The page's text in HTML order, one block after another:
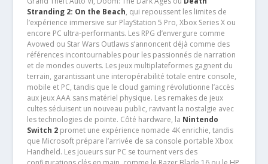
Stranding 2: On the Beach, qui repoussent les limites de
l’expérience immersive sur PlayStation 5 Pro, Xbox Series X ou
encore PC ultra-performants. Les RPG d’envergure comme
Avowed ou Star Wars Outlaws s’annoncent déjà comme des
références incontournables pour les passionnés de narration
et de mondes ouverts. Les jeux multiplateformes gagnent du
terrain, garantissant une interopérabilité totale entre console,
mobile et PC, tandis que le cloud gaming révolutionne l’accès
aux jeux AAA sans matériel physique. Les remakes de jeux
cultes séduisent un nouveau public, ravivant la nostalgie avec
les technologies de pointe. Côté hardware, la Nintendo
Switch 2promet une expérience nomade 4K enrichie, tandis
que Microsoft prépare l’arrivée de sa console portable Xbox
Handheld. Les joueurs sur PC se tournent vers des